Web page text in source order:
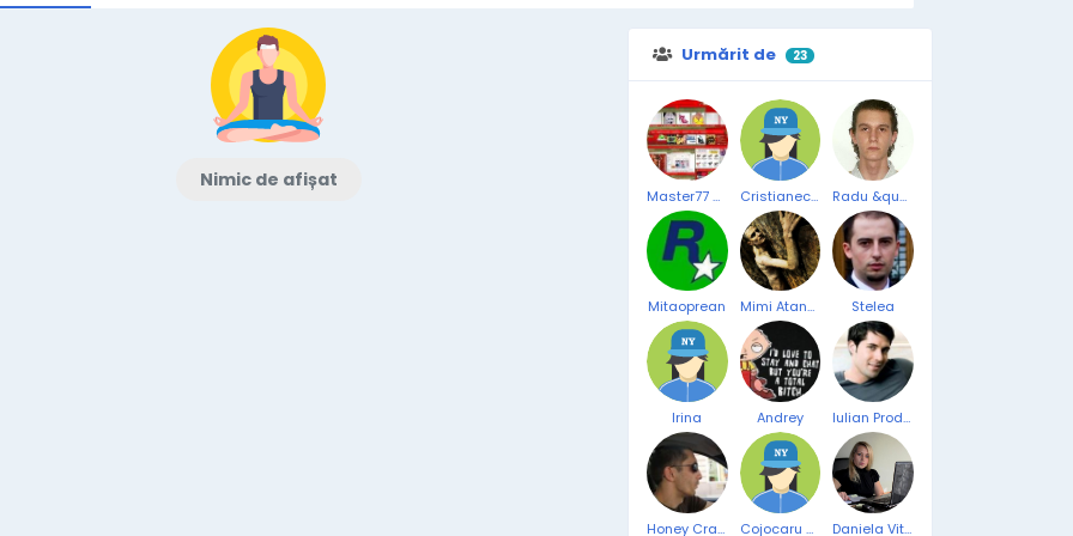
Urmărit de 23
Master77 master Cristianechitei Radu &quot;Slims&quot; Vlad
Mitaoprean Mimi Atanasiu Stelea
Irina Andrey Iulian Prodea
Honey Cramariuc Cojocaru Claudiu Daniela Vitelaru
Nimic de afișat